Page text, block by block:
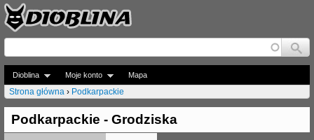
Jump to navigation
Dioblina Moje konto Mapa
J
e
Strona główna › Podkarpackie
Podkarpackie - Grodziska